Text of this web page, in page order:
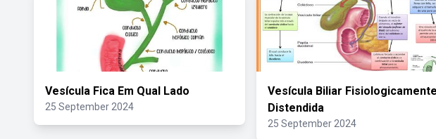
Vesícula Fica Em Qual Lado
25 September 2024
Vesícula Biliar Fisiologicamente
Distendida
25 September 2024